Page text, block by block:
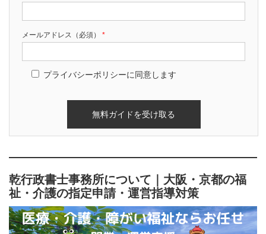
メールアドレス（必須） *
プライバシーポリシーに同意します
乾行政書士事務所について｜大阪・京都の福
祉・介護の指定申請・運営指導対策